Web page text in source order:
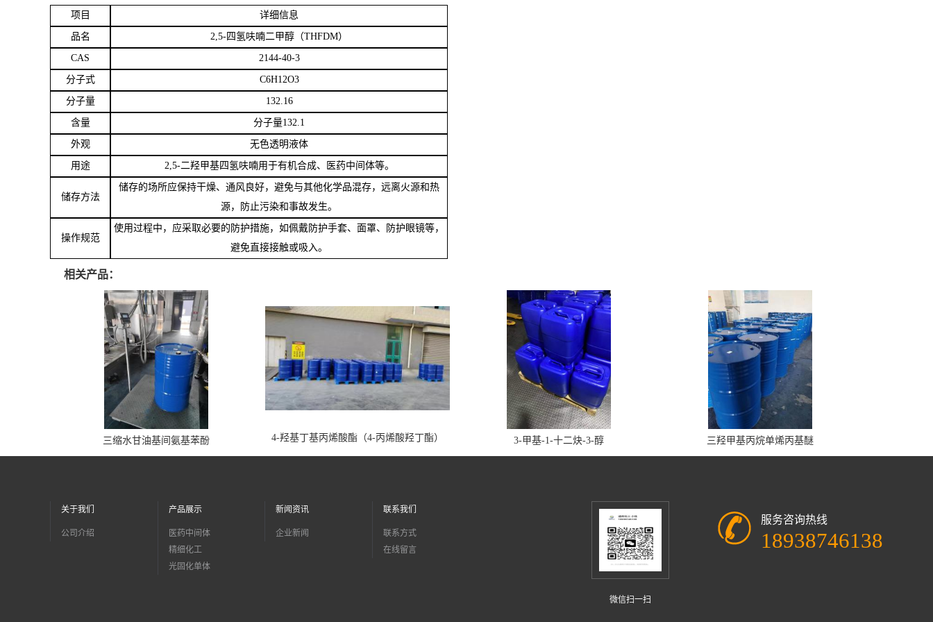
项目 详细信息
品名 2,5-四氢呋喃二甲醇（THFDM）
CAS 2144-40-3
分子式 C6H12O3
分子量 132.16
含量 分子量132.1
外观 无色透明液体
用途 2,5-二羟甲基四氢呋喃用于有机合成、医药中间体等。
储存方法
储存的场所应保持干燥、通风良好，避免与其他化学品混存，远离火源和热
源，防止污染和事故发生。
操作规范
使用过程中，应采取必要的防护措施，如佩戴防护手套、面罩、防护眼镜等，
避免直接接触或吸入。
相关产品：
三缩水甘油基间氨基苯酚 4-羟基丁基丙烯酸酯（4-丙烯酸羟丁酯） 3-甲基-1-十二炔-3-醇 三羟甲基丙烷单烯丙基醚
关于我们
公司介绍
产品展示
医药中间体
精细化工
光固化单体
新闻资讯
企业新闻
联系我们
联系方式
在线留言
微信扫一扫
服务咨询热线
18938746138